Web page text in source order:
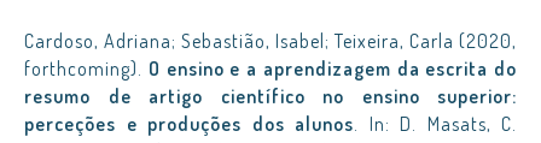
Cardoso, Adriana; Sebastião, Isabel; Teixeira, Carla (2020,
forthcoming). O ensino e a aprendizagem da escrita do
resumo de artigo científico no ensino superior:
perceções e produções dos alunos. In: D. Masats, C.